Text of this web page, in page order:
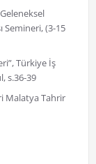
Semineri, (3-15
Türkiye İş
s.36-39
Malatya Tahrir